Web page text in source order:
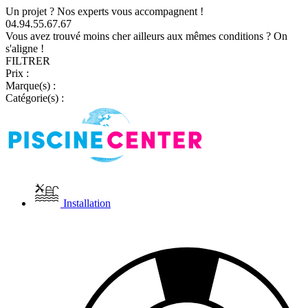
Un projet ? Nos experts vous accompagnent !
04.94.55.67.67
Vous avez trouvé moins cher ailleurs aux mêmes conditions ? On
s'aligne !
FILTRER
Prix :
Marque(s) :
Catégorie(s) :
Installation